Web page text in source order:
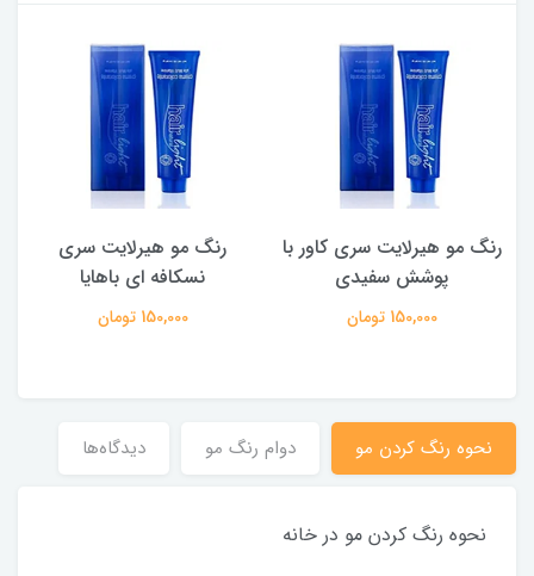
رنگ مو هیرلایت سری کاور با
پوشش سفیدی
150,000 تومان
رنگ مو هیرلایت سری
نسکافه ای باهایا
150,000 تومان
نحوه رنگ کردن مو دوام رنگ مو دیدگاه‌ها
نحوه رنگ کردن مو در خانه